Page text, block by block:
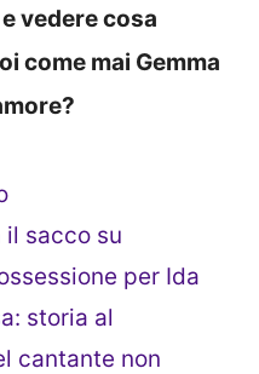
vedere cosa
come mai Gemma
il sacco su
per Ida
storia al
cantante non